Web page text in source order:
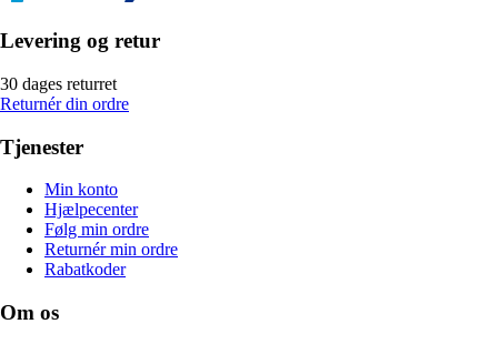
Levering og retur
30 dages returret
Returnér din ordre
Tjenester
Min konto
Hjælpecenter
Følg min ordre
Returnér min ordre
Rabatkoder
Om os